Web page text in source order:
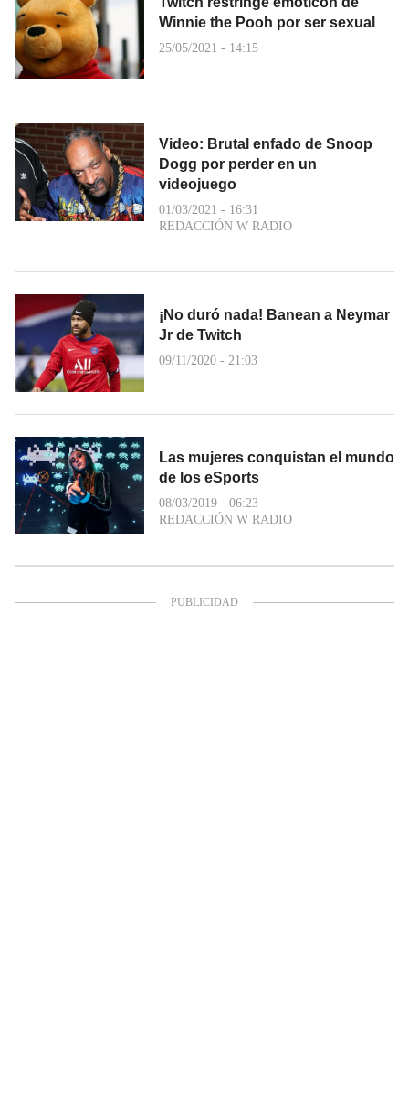
Winnie the Pooh por ser sexual
25/05/2021 - 14:15
Video: Brutal enfado de Snoop
Dogg por perder en un
videojuego
01/03/2021 - 16:31
REDACCIÓN W RADIO
¡No duró nada! Banean a Neymar
Jr de Twitch
09/11/2020 - 21:03
Las mujeres conquistan el mundo
de los eSports
08/03/2019 - 06:23
REDACCIÓN W RADIO